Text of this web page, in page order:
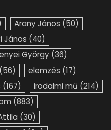
Arany János (50)
János (40)
György (36)
(56) elemzés (17)
(167) irodalmi mű (214)
(883)
(30)